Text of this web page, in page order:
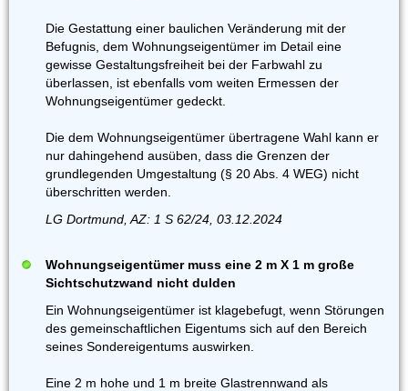
Die Gestattung einer baulichen Veränderung mit der
Befugnis, dem Wohnungseigentümer im Detail eine
gewisse Gestaltungsfreiheit bei der Farbwahl zu
überlassen, ist ebenfalls vom weiten Ermessen der
Wohnungseigentümer gedeckt.
Die dem Wohnungseigentümer übertragene Wahl kann er
nur dahingehend ausüben, dass die Grenzen der
grundlegenden Umgestaltung (§ 20 Abs. 4 WEG) nicht
überschritten werden.
LG Dortmund, AZ: 1 S 62/24, 03.12.2024
Wohnungseigentümer muss eine 2 m X 1 m große
Sichtschutzwand nicht dulden
Ein Wohnungseigentümer ist klagebefugt, wenn Störungen
des gemeinschaftlichen Eigentums sich auf den Bereich
seines Sondereigentums auswirken.
Eine 2 m hohe und 1 m breite Glastrennwand als